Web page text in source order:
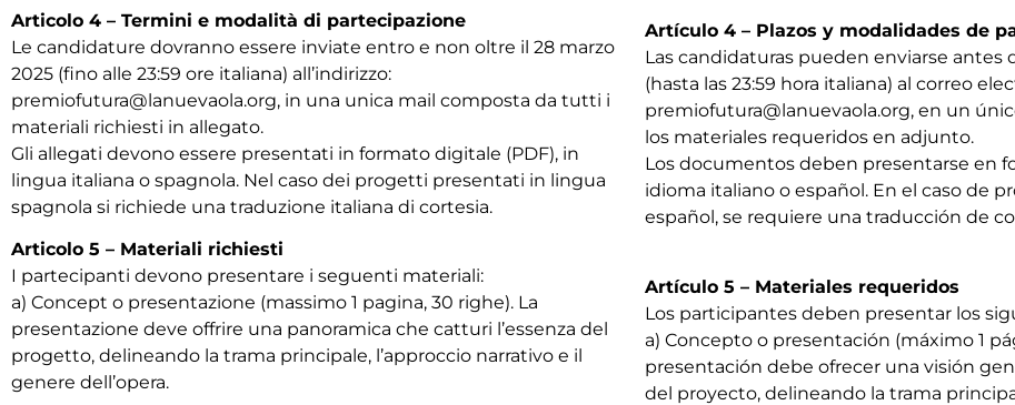
Articolo 4 – Termini e modalità di partecipazione
Le candidature dovranno essere inviate entro e non oltre il 28 marzo
2025 (fino alle 23:59 ore italiana) all’indirizzo:
premiofutura@lanuevaola.org, in una unica mail composta da tutti i
materiali richiesti in allegato.
Gli allegati devono essere presentati in formato digitale (PDF), in
lingua italiana o spagnola. Nel caso dei progetti presentati in lingua
spagnola si richiede una traduzione italiana di cortesia.
Articolo 5 – Materiali richiesti
I partecipanti devono presentare i seguenti materiali:
a) Concept o presentazione (massimo 1 pagina, 30 righe). La
presentazione deve offrire una panoramica che catturi l’essenza del
progetto, delineando la trama principale, l’approccio narrativo e il
genere dell’opera.
Artículo 4 – Plazos y modalidades de
Las candidaturas pueden enviarse antes
(hasta las 23:59 hora italiana) al correo
premiofutura@lanuevaola.org, en un
los materiales requeridos en adjunto.
Los documentos deben presentarse en
idioma italiano o español. En el caso de
español, se requiere una traducción de
Artículo 5 – Materiales requeridos
Los participantes deben presentar los
a) Concepto o presentación (máximo 1
presentación debe ofrecer una visión
del proyecto, delineando la trama